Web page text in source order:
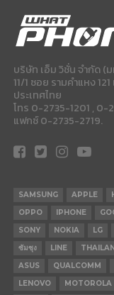
บริษัท เอ็ม วิชั่น จำกัด (
11/1 ซอย รามคำแหง
ประเทศไทย
โทร 0-2735-1201 , 0-
แฟกซ์ 0-2735-2719.
SAMSUNG APPLE
OPPO
IPHONE
SONY
NOKIA LG
ซัมซุง
LINE
ASUS
QUALCOMM
LENOVO
MOTOROLA